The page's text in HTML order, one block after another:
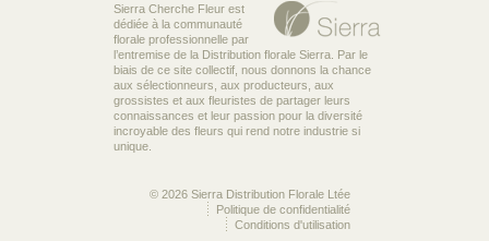
Sierra Cherche Fleur est
dédiée à la communauté
florale professionnelle par
l’entremise de la Distribution florale Sierra. Par le
biais de ce site collectif, nous donnons la chance
aux sélectionneurs, aux producteurs, aux
grossistes et aux fleuristes de partager leurs
connaissances et leur passion pour la diversité
incroyable des fleurs qui rend notre industrie si
unique.
© 2026 Sierra Distribution Florale Ltée
Politique de confidentialité
Conditions d'utilisation